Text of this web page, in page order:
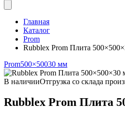
Главная
Каталог
Prom
Rubblex Prom Плита
Prom500×50030 мм
В наличииОтгрузка со склада
Rubblex Prom Плита